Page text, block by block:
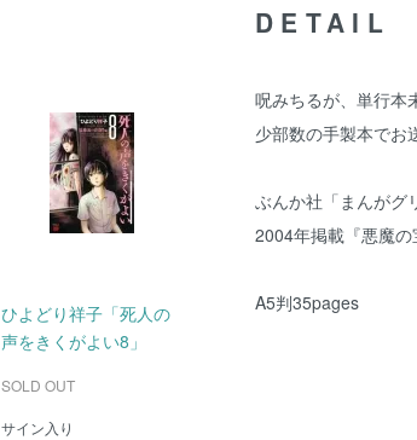
DETAIL
呪みちるが、単行本
少部数の手製本でお
ぶんか社「まんがグ
2004年掲載『悪魔の
A5判35pages
ひよどり祥子「死人の
声をきくがよい8」
SOLD OUT
サイン入り